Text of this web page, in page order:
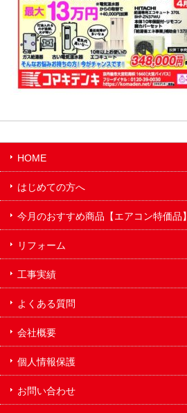
HOME
はじめての方へ
今月のおすすめ商品【エアコン特価品】
リフォーム
工事実績
よくある質問
会社概要
個人情報保護
お問い合わせ